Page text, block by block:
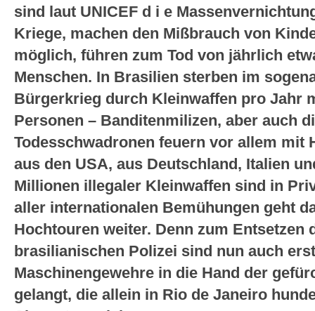
sind laut UNICEF d i e
Kriege, machen den Mißbrauch von
möglich, führen zum Tod von jährlich
Menschen. In Brasilien sterben im
Bürgerkrieg durch Kleinwaffen pro Jahr
Personen – Banditenmilizen, aber auch
Todesschwadronen feuern vor allem mit
aus den USA, aus Deutschland, Italien
Millionen illegaler Kleinwaffen sind in
aller internationalen Bemühungen geht
Hochtouren weiter. Denn zum Entsetzen
brasilianischen Polizei sind nun auch
Maschinengewehre in die Hand der
gelangt, die allein in Rio de Janeiro